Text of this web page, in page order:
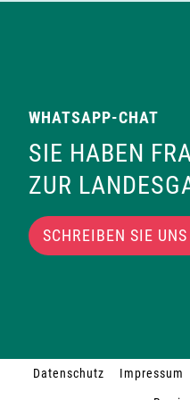
WHATSAPP-CHAT
SIE HABEN
ZUR
SCHREIBEN SIE
Datenschutz Impressum